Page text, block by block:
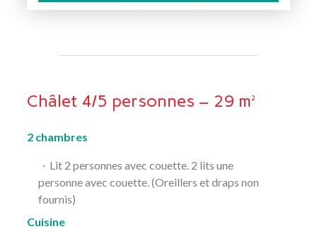
Châlet 4/5 personnes – 29 m²
2 chambres
Lit 2 personnes avec couette. 2 lits une
personne avec couette. (Oreillers et draps non
fournis)
Cuisine